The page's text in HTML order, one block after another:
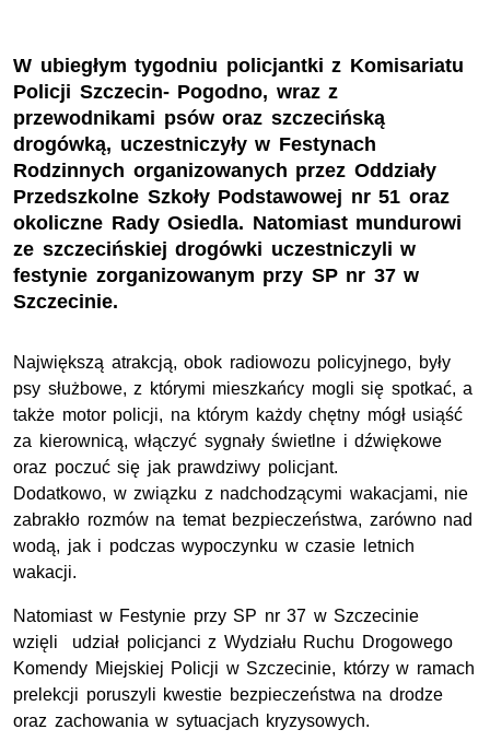
W ubiegłym tygodniu policjantki z Komisariatu
Policji Szczecin- Pogodno, wraz z
przewodnikami psów oraz szczecińską
drogówką, uczestniczyły w Festynach
Rodzinnych organizowanych przez Oddziały
Przedszkolne Szkoły Podstawowej nr 51 oraz
okoliczne Rady Osiedla. Natomiast mundurowi
ze szczecińskiej drogówki uczestniczyli w
festynie zorganizowanym przy SP nr 37 w
Szczecinie.
Największą atrakcją, obok radiowozu policyjnego, były
psy służbowe, z którymi mieszkańcy mogli się spotkać, a
także motor policji, na którym każdy chętny mógł usiąść
za kierownicą, włączyć sygnały świetlne i dźwiękowe
oraz poczuć się jak prawdziwy policjant.
Dodatkowo, w związku z nadchodzącymi wakacjami, nie
zabrakło rozmów na temat bezpieczeństwa, zarówno nad
wodą, jak i podczas wypoczynku w czasie letnich
wakacji.
Natomiast w Festynie przy SP nr 37 w Szczecinie
wzięli udział policjanci z Wydziału Ruchu Drogowego
Komendy Miejskiej Policji w Szczecinie, którzy w ramach
prelekcji poruszyli kwestie bezpieczeństwa na drodze
oraz zachowania w sytuacjach kryzysowych.